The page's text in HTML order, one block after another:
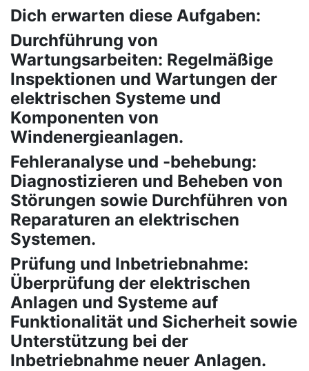
Dich erwarten diese Aufgaben:
Durchführung von
Wartungsarbeiten: Regelmäßige
Inspektionen und Wartungen der
elektrischen Systeme und
Komponenten von
Windenergieanlagen.
Fehleranalyse und -behebung:
Diagnostizieren und Beheben von
Störungen sowie Durchführen von
Reparaturen an elektrischen
Systemen.
Prüfung und Inbetriebnahme:
Überprüfung der elektrischen
Anlagen und Systeme auf
Funktionalität und Sicherheit sowie
Unterstützung bei der
Inbetriebnahme neuer Anlagen.